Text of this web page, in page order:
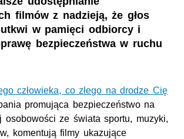
filmów z nadzieją, że głos
w pamięci odbiorcy i
bezpieczeństwa w ruchu
człowieka, co złego na drodze Cię
promująca bezpieczeństwo na
osobowości ze świata sportu, muzyki,
komentują filmy ukazujące